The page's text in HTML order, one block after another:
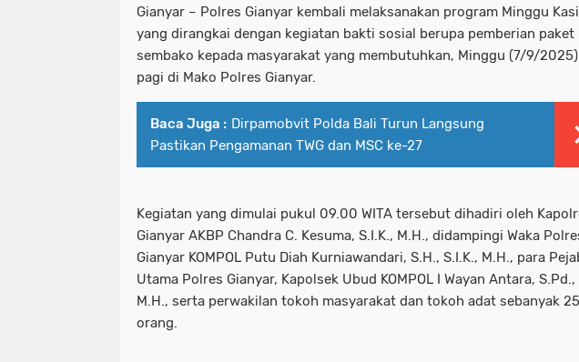
Gianyar – Polres Gianyar kembali melaksanakan program Minggu
yang dirangkai dengan kegiatan bakti sosial berupa pemberian paket
sembako kepada masyarakat yang membutuhkan, Minggu (7/9/2025)
pagi di Mako Polres Gianyar.
Baca Juga : Dirpamobvit Polda Bali Turun Langsung
Pastikan Pengamanan TWG dan MSC ke-27
Kegiatan yang dimulai pukul 09.00 WITA tersebut dihadiri oleh
Gianyar AKBP Chandra C. Kesuma, S.I.K., M.H., didampingi Waka
Gianyar KOMPOL Putu Diah Kurniawandari, S.H., S.I.K., M.H., para
Utama Polres Gianyar, Kapolsek Ubud KOMPOL I Wayan Antara, S.Pd.,
M.H., serta perwakilan tokoh masyarakat dan tokoh adat sebanyak 25
orang.